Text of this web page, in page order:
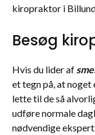
kiropraktor i
Besøg
Hvis du lider af
et tegn på, at
lette til de så
udføre normale
nødvendige